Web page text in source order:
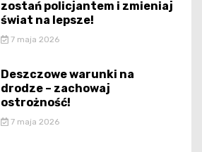
zostań policjantem i zmieniaj
świat na lepsze!
7 maja 2026
Deszczowe warunki na
drodze – zachowaj
ostrożność!
7 maja 2026